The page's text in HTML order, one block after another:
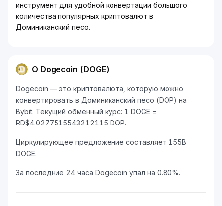
инструмент для удобной конвертации большого
количества популярных криптовалют в
Доминиканский песо.
О Dogecoin (DOGE)
Dogecoin — это криптовалюта, которую можно
конвертировать в Доминиканский песо (DOP) на
Bybit. Текущий обменный курс: 1 DOGE =
RD$4.0277515543212115 DOP.
Циркулирующее предложение составляет 155B
DOGE.
За последние 24 часа Dogecoin упал на 0.80%.